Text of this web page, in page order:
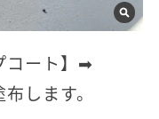
コート】➡
します。